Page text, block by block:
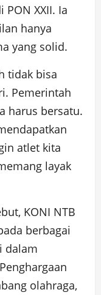
XXII. Ia
hanya
yang solid.
tidak bisa
Pemerintah
harus bersatu.
atlet kita
layak
KONI NTB
berbagai
dalam
olahraga,